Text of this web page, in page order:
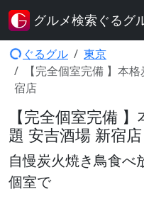
ぐるグル
東京
【完全個室完備 】本
宿店
【完全個室完備
題 安吉酒場 新宿店
自慢炭火焼き鳥食べ
個室で
グルメ検索ぐるグ